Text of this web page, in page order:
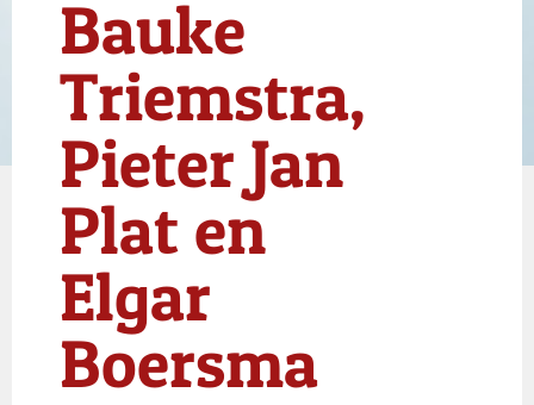
Bauke
Triemstra,
Pieter Jan
Plat en
Elgar
Boersma